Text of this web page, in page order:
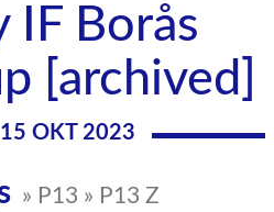
IF Borås
[archived]
OKT 2023
» P13 » P13 Z